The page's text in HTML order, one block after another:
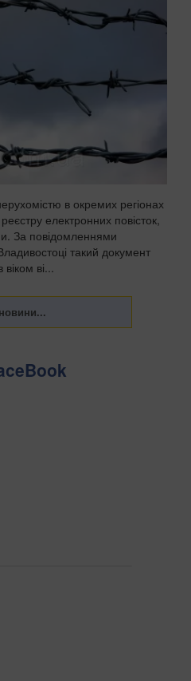
в окремих регіонах
електронних повісток,
За повідомленнями
такий документ
ві...